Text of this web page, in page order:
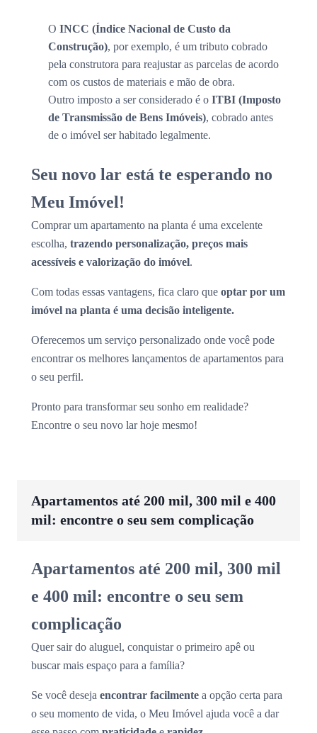
O INCC (Índice Nacional de Custo da
Construção), por exemplo, é um tributo cobrado
pela construtora para reajustar as parcelas de acordo
com os custos de materiais e mão de obra.
Outro imposto a ser considerado é o ITBI (Imposto
de Transmissão de Bens Imóveis), cobrado antes
de o imóvel ser habitado legalmente.
Seu novo lar está te esperando no
Meu Imóvel!
Comprar um apartamento na planta é uma excelente
escolha, trazendo personalização, preços mais
acessíveis e valorização do imóvel.
Com todas essas vantagens, fica claro que optar por um
imóvel na planta é uma decisão inteligente.
Oferecemos um serviço personalizado onde você pode
encontrar os melhores lançamentos de apartamentos para
o seu perfil.
Pronto para transformar seu sonho em realidade?
Encontre o seu novo lar hoje mesmo!
Apartamentos até 200 mil, 300 mil e 400
mil: encontre o seu sem complicação
Apartamentos até 200 mil, 300 mil
e 400 mil: encontre o seu sem
complicação
Quer sair do aluguel, conquistar o primeiro apê ou
buscar mais espaço para a família?
Se você deseja encontrar facilmente a opção certa para
o seu momento de vida, o Meu Imóvel ajuda você a dar